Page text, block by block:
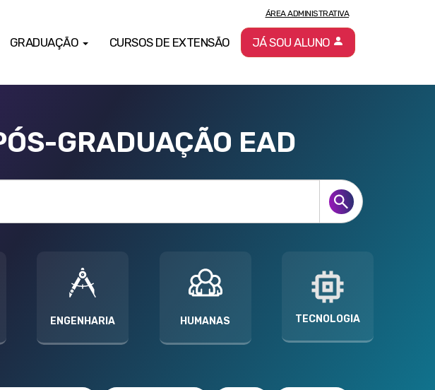
GRADUAÇÃO CURSOS DE EXTENSÃO
ÁREA ADMINISTRATIVA
JÁ SOU ALUNO
GRADUAÇÃO EAD
ENGENHARIA HUMANAS TECNOLOGIA